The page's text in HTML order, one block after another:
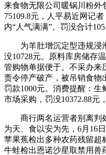
来食物无限公司暖锅川粉外
75109.8元，人平易近网记
内“人气满满”。罚没合计
为羊肚增沉定型违规浸
没10728元。原料库房储存
管购物单据便于。不采办来
责令停产破产，被吊销食物
罚款1000元。消费提醒：
市场采购，罚没10372.88元
商行两名运营者别离判
为天、食以安为先，6月16
苹果蕉检出多种农药残留超
牛蛙检出恩诺沙星取禁用兽